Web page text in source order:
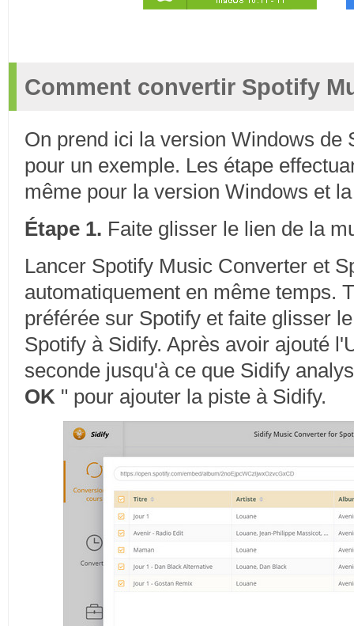
Comment convertir Spotify
On prend ici la version Windows de
pour un exemple. Les étape
même pour la version Windows et
Étape 1. Faite glisser le lien de la
Lancer Spotify Music Converter et
automatiquement en même temps.
préférée sur Spotify et faite glisser
Spotify à Sidify. Après avoir ajouté
seconde jusqu'à ce que Sidify
OK " pour ajouter la piste à Sidify.